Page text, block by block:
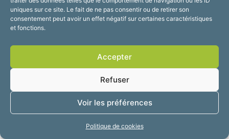
uniques sur ce site. Le fait de ne pas consentir ou de retirer son
consentement peut avoir un effet négatif sur certaines caractéristiques
et fonctions.
Accepter
Refuser
Voir les préférences
Politique de cookies
Suivez-nous !
Mentions légales
Plan du site
Confidentialité
2025 © Propulsé par
Utopia